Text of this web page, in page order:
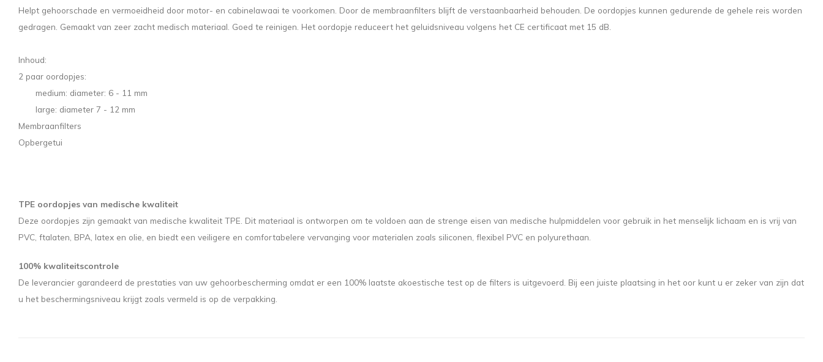
Helpt gehoorschade en vermoeidheid door motor- en cabinelawaai te voorkomen. Door de membraanfilters blijft de verstaanbaarheid behouden. De oordopjes kunnen gedurende de gehele reis worden
gedragen. Gemaakt van zeer zacht medisch materiaal. Goed te reinigen. Het oordopje reduceert het geluidsniveau volgens het CE certificaat met 15 dB.
Inhoud:
2 paar oordopjes:
medium: diameter: 6 - 11 mm
large: diameter 7 - 12 mm
Membraanfilters
Opbergetui
TPE oordopjes van medische kwaliteit
Deze oordopjes zijn gemaakt van medische kwaliteit TPE. Dit materiaal is ontworpen om te voldoen aan de strenge eisen van medische hulpmiddelen voor gebruik in het menselijk lichaam en is vrij van
PVC, ftalaten, BPA, latex en olie, en biedt een veiligere en comfortabelere vervanging voor materialen zoals siliconen, flexibel PVC en polyurethaan.
100% kwaliteitscontrole
De leverancier garandeerd de prestaties van uw gehoorbescherming omdat er een 100% laatste akoestische test op de filters is uitgevoerd. Bij een juiste plaatsing in het oor kunt u er zeker van zijn dat
u het beschermingsniveau krijgt zoals vermeld is op de verpakking.